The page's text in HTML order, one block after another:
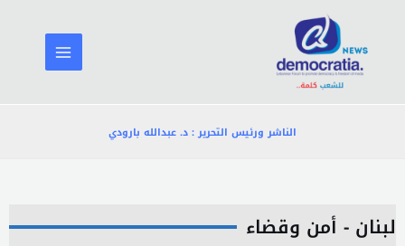
المحتوى
الناشر ورئيس التحرير : د. عبدالله بارودي
لبنان - أمن وقضاء